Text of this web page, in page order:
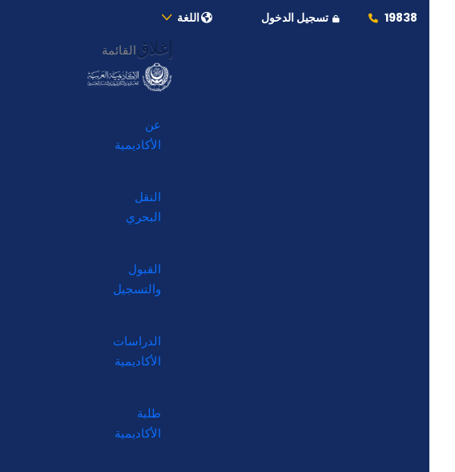
19838 تسجيل الدخول اللغة
إغلاق القائمة
عن
الأكاديمية
النقل
البحري
القبول
والتسجيل
الدراسات
الأكاديمية
طلبة
الأكاديمية